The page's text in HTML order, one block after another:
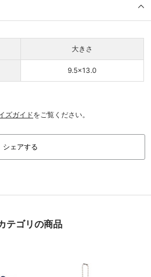
大きさ
9.5×13.0
ズガイドをご覧ください。
シェアする
テゴリの商品